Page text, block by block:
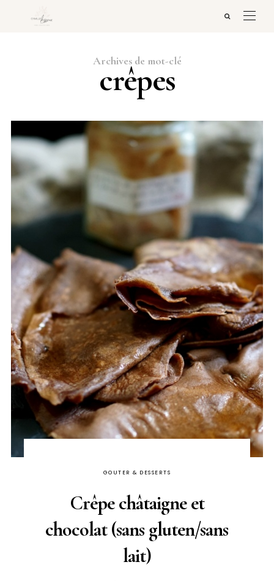
Archives de mot-clé
crêpes
GOUTER & DESSERTS
Crêpe châtaigne et
chocolat (sans gluten/sans
lait)